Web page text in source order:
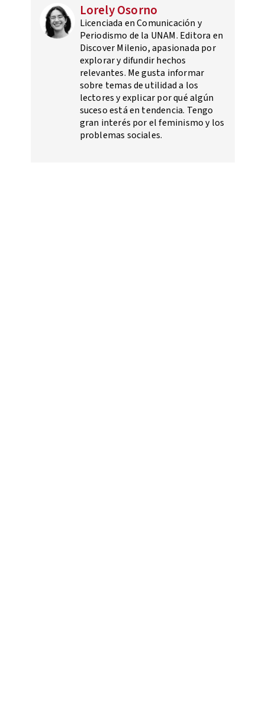
Lorely Osorno
Licenciada en Comunicación y
Periodismo de la UNAM. Editora en
Discover Milenio, apasionada por
explorar y difundir hechos
relevantes. Me gusta informar
sobre temas de utilidad a los
lectores y explicar por qué algún
suceso está en tendencia. Tengo
gran interés por el feminismo y los
problemas sociales.